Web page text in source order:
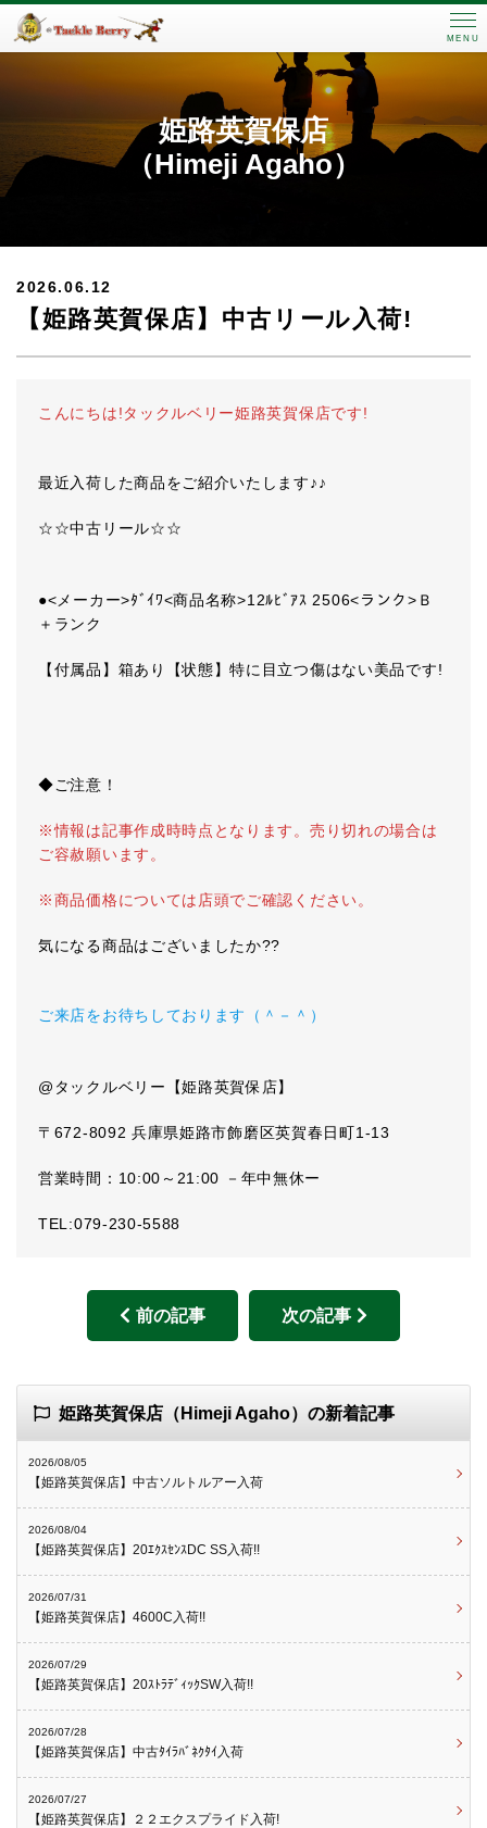
MENU
姫路英賀保店
（Himeji Agaho）
2026.06.12
【姫路英賀保店】中古リール入荷!
こんにちは!タックルベリー姫路英賀保店です!
最近入荷した商品をご紹介いたします♪♪
☆☆中古リール☆☆
●<メーカー>ﾀﾞｲﾜ<商品名称>12ﾙﾋﾞｱｽ 2506<ランク>Ｂ
＋ランク
【付属品】箱あり【状態】特に目立つ傷はない美品です!
◆ご注意！
※情報は記事作成時時点となります。売り切れの場合は
ご容赦願います。
※商品価格については店頭でご確認ください。
気になる商品はございましたか??
ご来店をお待ちしております（＾－＾）
@タックルベリー【姫路英賀保店】
〒672-8092 兵庫県姫路市飾磨区英賀春日町1-13
営業時間：10:00～21:00 －年中無休ー
TEL:079-230-5588
前の記事 次の記事
姫路英賀保店（Himeji Agaho）の新着記事
2026/08/05
【姫路英賀保店】中古ソルトルアー入荷
2026/08/04
【姫路英賀保店】20ｴｸｽｾﾝｽDC SS入荷!!
2026/07/31
【姫路英賀保店】4600C入荷!!
2026/07/29
【姫路英賀保店】20ｽﾄﾗﾃﾞｨｯｸSW入荷!!
2026/07/28
【姫路英賀保店】中古ﾀｲﾗﾊﾞﾈｸﾀｲ入荷
2026/07/27
【姫路英賀保店】２２エクスプライド入荷!